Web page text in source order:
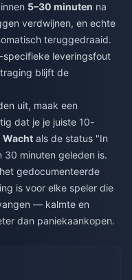
5–30 minuten na
verdwijnen, en echte
teruggedraaid.
specifieke leveringsfout
blijft de
uit, maak een
dat je je juiste 10-
Wacht als de status "In
30 minuten geleden is.
gedocumenteerde
is voor elke speler die
— kalmte en
dan paniekaankopen.